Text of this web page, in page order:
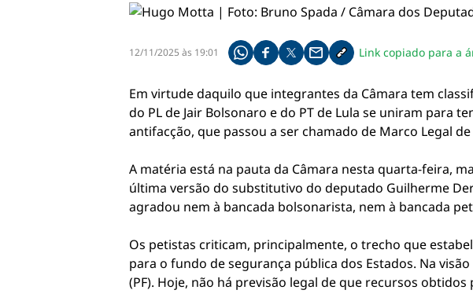
12/11/2025 às 19:01 Compartilhe pelo whatsapp
Compartilhar no facebook
Compartilhar no twitter
Compartilhe pelo email
Copiar link da notícia
Link copiado para a
Em virtude daquilo que integrantes da Câmara tem
do PL de Jair Bolsonaro e do PT de Lula se uniram para
antifacção, que passou a ser chamado de Marco Legal
A matéria está na pauta da Câmara nesta quarta-feira,
última versão do substitutivo do deputado Guilherme
agradou nem à bancada bolsonarista, nem à bancada
Os petistas criticam, principalmente, o trecho que
para o fundo de segurança pública dos Estados. Na
(PF). Hoje, não há previsão legal de que recursos